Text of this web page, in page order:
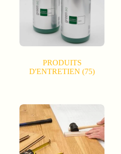
PRODUITS
D'ENTRETIEN(75)